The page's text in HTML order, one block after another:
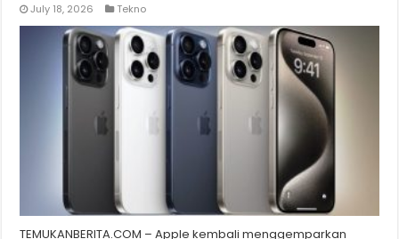
July 18, 2026 Tekno
TEMUKANBERITA.COM – Apple kembali menggemparkan